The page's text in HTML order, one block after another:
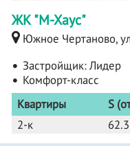
ЖК "М-Хаус"
Южное Чертаново,
Застройщик:Лидер
Комфорт-класс
Квартиры
S
2-к